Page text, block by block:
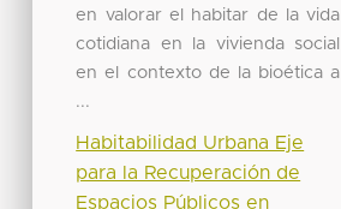
en valorar el habitar de la vida
cotidiana en la vivienda social
en el contexto de la bioética a
...
Habitabilidad Urbana Eje
para la Recuperación de
Espacios Públicos en